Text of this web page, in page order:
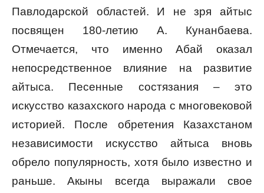
Павлодарской областей. И не зря айтыс
посвящен 180-летию А. Кунанбаева.
Отмечается, что именно Абай оказал
непосредственное влияние на развитие
айтыса. Песенные состязания – это
искусство казахского народа с многовековой
историей. После обретения Казахстаном
независимости искусство айтыса вновь
обрело популярность, хотя было известно и
раньше. Акыны всегда выражали свое